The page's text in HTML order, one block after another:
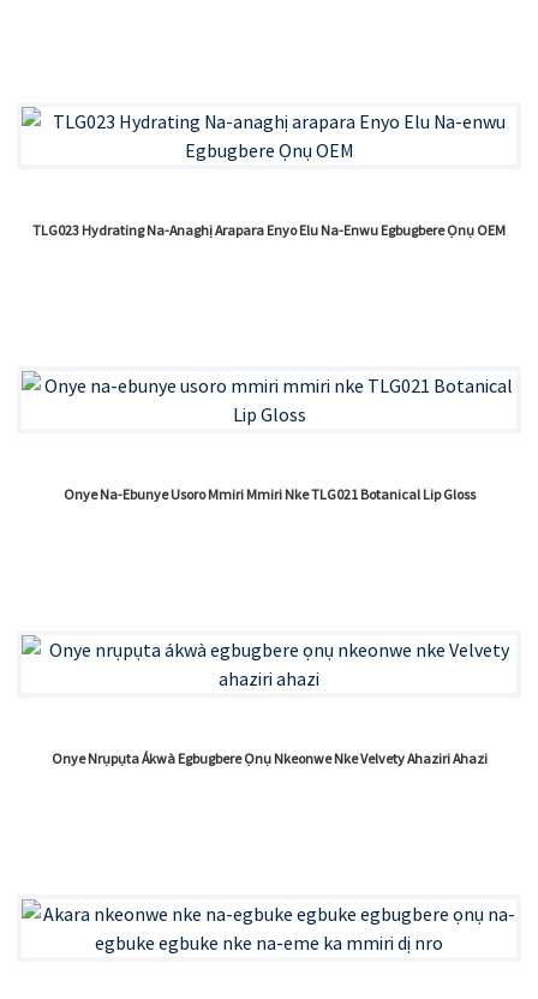
TLG023 Hydrating Na-Anaghị Arapara Enyo Elu Na-Enwu Egbugbere Ọnụ OEM
Onye Na-Ebunye Usoro Mmiri Mmiri Nke TLG021 Botanical Lip Gloss
Onye Nrụpụta Ákwà Egbugbere Ọnụ Nkeonwe Nke Velvety Ahaziri Ahazi